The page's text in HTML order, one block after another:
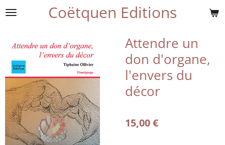
Passer
principal
Coëtquen Editions
Attendre un
don d'organe,
l'envers du
décor
15,00 €